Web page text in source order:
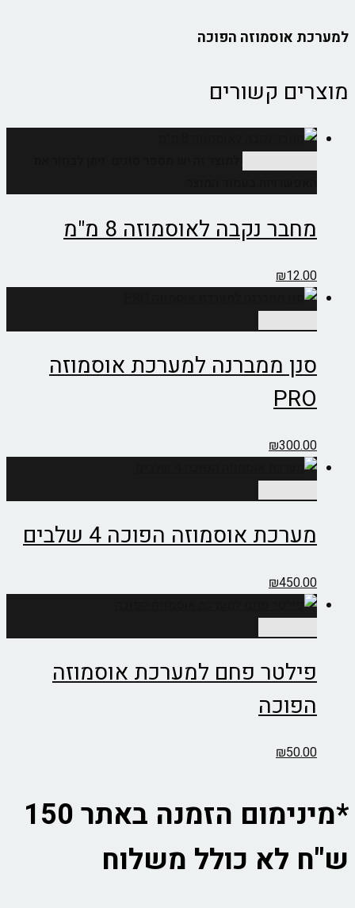
למערכת אוסמוזה הפוכה
מוצרים קשורים
מחבר נקבה לאוסמוזה 8 מ"מ
₪12.00
סנן ממברנה למערכת אוסמוזה
PRO
₪300.00
מערכת אוסמוזה הפוכה 4 שלבים
₪450.00
פילטר פחם למערכת אוסמוזה
הפוכה
₪50.00
*מינימום הזמנה באתר 150
ש"ח לא כולל משלוח